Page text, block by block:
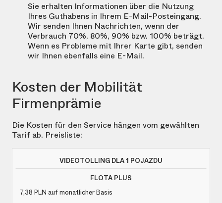
Sie erhalten Informationen über die Nutzung
Ihres Guthabens in Ihrem E-Mail-Posteingang.
Wir senden Ihnen Nachrichten, wenn der
Verbrauch 70%, 80%, 90% bzw. 100% beträgt.
Wenn es Probleme mit Ihrer Karte gibt, senden
wir Ihnen ebenfalls eine E-Mail.
Kosten der Mobilität
Firmenprämie
Die Kosten für den Service hängen vom gewählten
Tarif ab. Preisliste:
7,38 PLN auf monatlicher Basis